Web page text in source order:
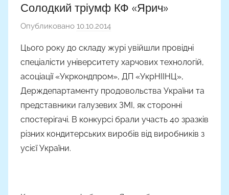
Солодкий тріумф КФ «Ярич»
Опубликовано 10.10.2014
т
о
р
о
м
Н
а
Цього року до складу журі увійшли провідні
спеціалісти університету харчових технологій,
асоціації «Укркондпром», ДП «УкрНІІНЦ»,
Держдепартаменту продовольства України та
представники галузевих ЗМІ, як сторонні
спостерігачі. В конкурсі брали участь 40 зразків
різних кондитерських виробів від виробників з
усієї України.